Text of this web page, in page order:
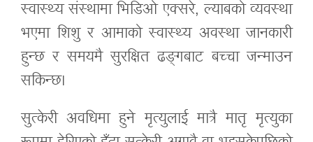
स्वास्थ्य संस्थामा भिडिओ एक्सरे, ल्याबको व्यवस्था
भएमा शिशु र आमाको स्वास्थ्य अवस्था जानकारी
हुन्छ र समयमै सुरक्षित ढङ्गबाट बच्चा जन्माउन
सकिन्छ।
सुत्केरी अवधिमा हुने मृत्युलाई मात्रै मातृ मृत्युका